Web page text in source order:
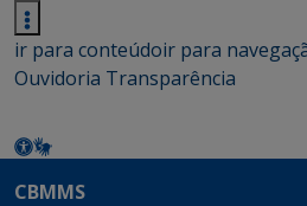
ir para conteúdoir para
Ouvidoria Transparência
CBMMS